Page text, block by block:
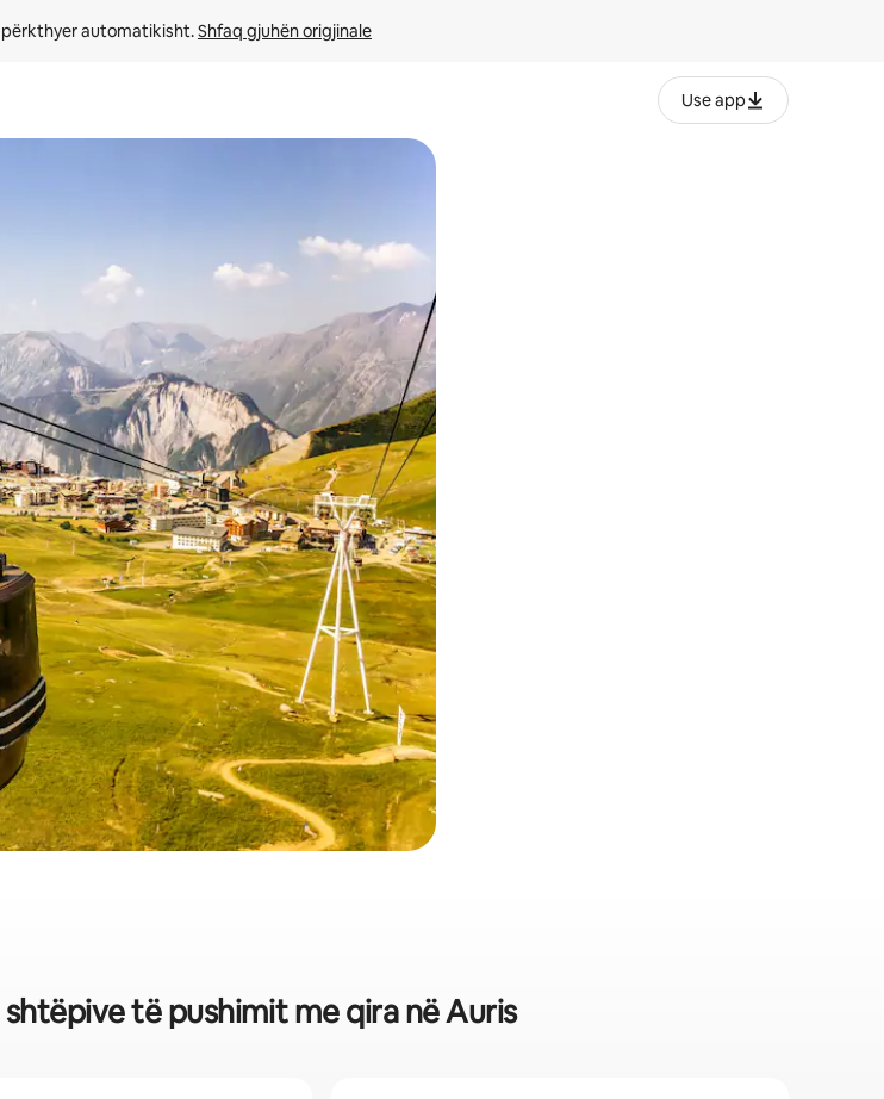
përkthyer automatikisht. Shfaq gjuhën origjinale
Use app
ose eksploro duke prekur ose duke lëvizur ekranin.
të pushimit me qira në Auris